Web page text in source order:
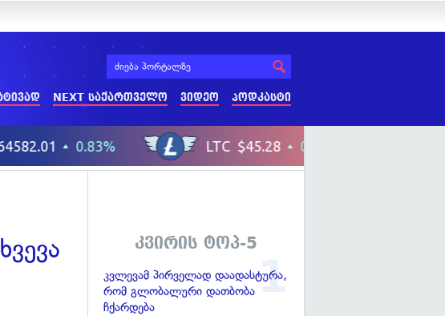
NEXT საქართველო ვიდეო პოდკასტი
კვირის ტოპ-5
კვლევამ პირველად დაადასტურა,
რომ გლობალური დათბობა
ჩქარდება